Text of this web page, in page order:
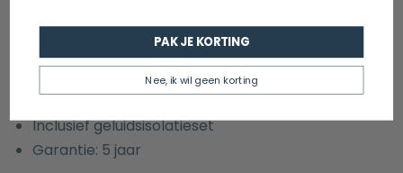
Artikelnummer: 1433016
Serie: Duofix Sigma
Inclusief geluidsisolatieset
Garantie: 5 jaar
PAK JE KORTING
Nee, ik wil geen korting